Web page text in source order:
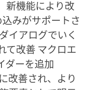
新機能により改
みがサポートさ
イアログでいく
て改善 マクロエ
ダーを追加
改善され、より